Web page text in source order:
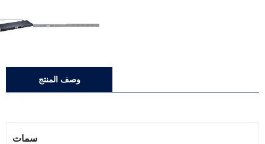
وصف المنتج
سمات